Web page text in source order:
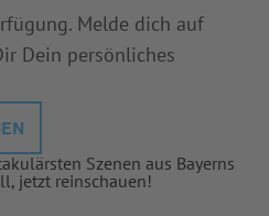
Melde dich auf
Dein persönliches
Szenen aus Bayerns
jetzt reinschauen!